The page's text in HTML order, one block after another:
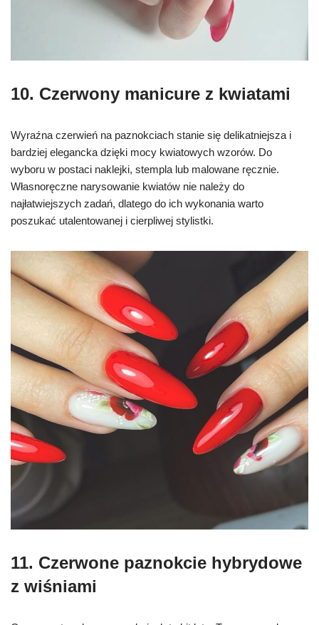
10. Czerwony manicure z kwiatami
Wyraźna czerwień na paznokciach stanie się delikatniejsza i
bardziej elegancka dzięki mocy kwiatowych wzorów. Do
wyboru w postaci naklejki, stempla lub malowane ręcznie.
Własnoręczne narysowanie kwiatów nie należy do
najłatwiejszych zadań, dlatego do ich wykonania warto
poszukać utalentowanej i cierpliwej stylistki.
11. Czerwone paznokcie hybrydowe
z wiśniami